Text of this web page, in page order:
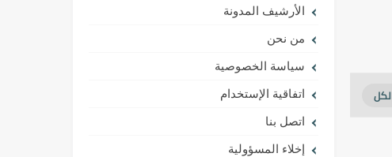
الأرشيف المدونة
من نحن
سياسة الخصوصية
اتفاقية الإستخدام
اتصل بنا
إخلاء المسؤولية